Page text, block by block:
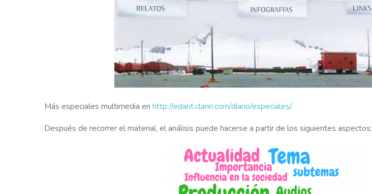
Más especiales multimedia en http://edant.clarin.com/diario/especiales/
Después de recorrer el material, el análisis puede hacerse a partir de los siguientes aspectos: